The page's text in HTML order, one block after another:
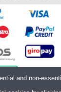
and non-